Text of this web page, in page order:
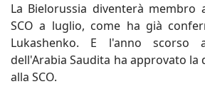
La Bielorussia diventerà
SCO a luglio, come ha già
Lukashenko. E l'anno scorso
dell'Arabia Saudita ha approvato la
alla SCO.